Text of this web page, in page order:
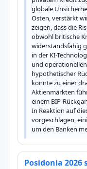
globale
Osten, verstärkt
zeigen, dass die
obwohl britische
widerstandsfähig
in der KI-
und
hypothetischer
könnte zu einer
Aktienmärkten
einem BIP-
In Reaktion auf
vorgeschlagen,
um den Banken
Posidonia